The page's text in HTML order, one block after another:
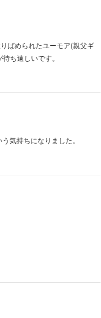
ばめられたユーモア(親父ギ
ち遠しいです。
気持ちになりました。